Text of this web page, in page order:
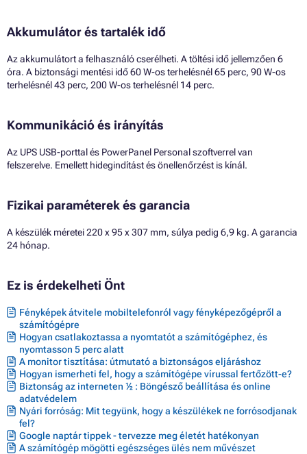
Akkumulátor és tartalék idő
Az akkumulátort a felhasználó cserélheti. A töltési idő jellemzően 6
óra. A biztonsági mentési idő 60 W-os terhelésnél 65 perc, 90 W-os
terhelésnél 43 perc, 200 W-os terhelésnél 14 perc.
Kommunikáció és irányítás
Az UPS USB-porttal és PowerPanel Personal szoftverrel van
felszerelve. Emellett hidegindítást és önellenőrzést is kínál.
Fizikai paraméterek és garancia
A készülék méretei 220 x 95 x 307 mm, súlya pedig 6,9 kg. A garancia
24 hónap.
Ez is érdekelheti Önt
Fényképek átvitele mobiltelefonról vagy fényképezőgépről a
számítógépre
Hogyan csatlakoztassa a nyomtatót a számítógéphez, és
nyomtasson 5 perc alatt
A monitor tisztítása: útmutató a biztonságos eljáráshoz
Hogyan ismerheti fel, hogy a számítógépe vírussal fertőzött-e?
Biztonság az interneten ½ : Böngésző beállítása és online
adatvédelem
Nyári forróság: Mit tegyünk, hogy a készülékek ne forrósodjanak
fel?
Google naptár tippek - tervezze meg életét hatékonyan
A számítógép mögötti egészséges ülés nem művészet